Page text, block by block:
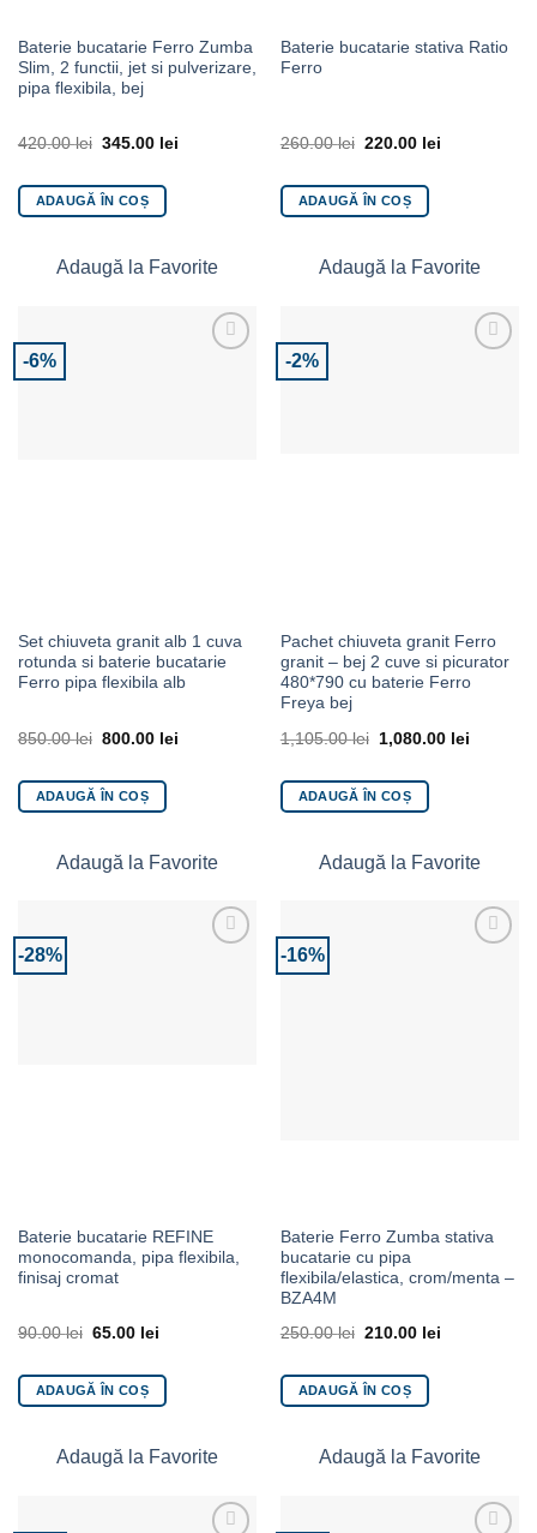
Baterie bucatarie Ferro Zumba
Slim, 2 functii, jet si pulverizare,
pipa flexibila, bej
420.00lei 345.00 lei
ADAUGĂ ÎN COȘ
Adaugă la Favorite
Baterie bucatarie stativa Ratio
Ferro
260.00lei 220.00 lei
ADAUGĂ ÎN COȘ
Adaugă la Favorite
-6%
Set chiuveta granit alb 1 cuva
rotunda si baterie bucatarie
Ferro pipa flexibila alb
850.00lei 800.00 lei
ADAUGĂ ÎN COȘ
Adaugă la Favorite
-2%
Pachet chiuveta granit Ferro
granit – bej 2 cuve si picurator
480*790 cu baterie Ferro
Freya bej
1,105.00lei 1,080.00 lei
ADAUGĂ ÎN COȘ
Adaugă la Favorite
-28%
Baterie bucatarie REFINE
monocomanda, pipa flexibila,
finisaj cromat
90.00lei 65.00 lei
ADAUGĂ ÎN COȘ
Adaugă la Favorite
-16%
Baterie Ferro Zumba stativa
bucatarie cu pipa
flexibila/elastica, crom/menta –
BZA4M
250.00lei 210.00 lei
ADAUGĂ ÎN COȘ
Adaugă la Favorite